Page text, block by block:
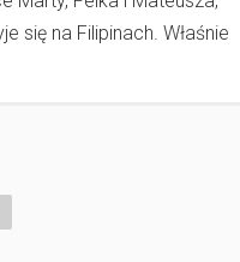
się na Filipinach. Właśnie